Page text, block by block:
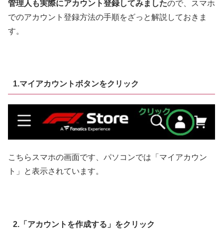
管理人も実際にアカウント登録してみましたので、スマホ
でのアカウント登録方法の手順をざっと解説しておきま
す。
1.マイアカウントボタンをクリック
こちらスマホの画面です、パソコンでは「マイアカウン
ト」と表示されています。
2.「アカウントを作成する」をクリック